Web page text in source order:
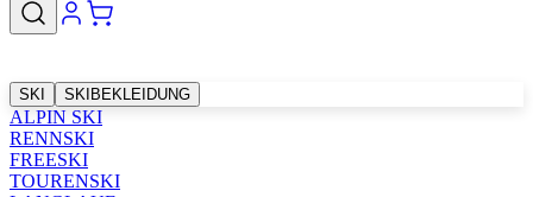
SKI SKIBEKLEIDUNG
ALPIN SKI
RENNSKI
FREESKI
TOURENSKI